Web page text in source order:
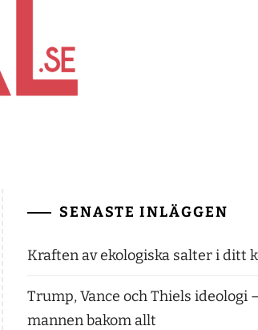
SENASTE INLÄGGEN
Kraften av ekologiska salter i ditt
Trump, Vance och Thiels ideologi
mannen bakom allt